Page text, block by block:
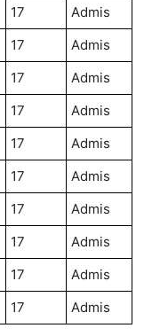
17
Admis
17
Admis
17
Admis
17
Admis
17
Admis
17
Admis
17
Admis
17
Admis
17
Admis
17 Admis